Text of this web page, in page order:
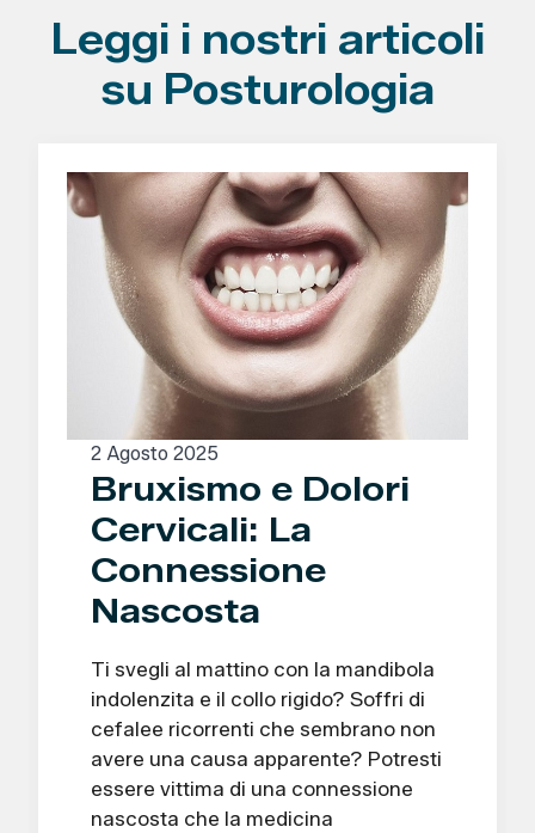
Leggi i nostri articoli
su Posturologia
2 Agosto 2025
Bruxismo e Dolori
Cervicali: La
Connessione
Nascosta
Ti svegli al mattino con la mandibola
indolenzita e il collo rigido? Soffri di
cefalee ricorrenti che sembrano non
avere una causa apparente? Potresti
essere vittima di una connessione
nascosta che la medicina